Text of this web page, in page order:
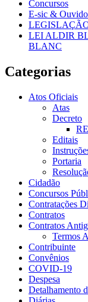
Concursos
E-sic &
LEI ALDIR
BLANC
Categorias
Atos Oficiais
Atas
Decreto
Editais
Portaria
Cidadão
Concursos
Contratações
Contratos
Contratos
Termos
Contribuinte
Convênios
COVID-19
Despesa
Detalhamento